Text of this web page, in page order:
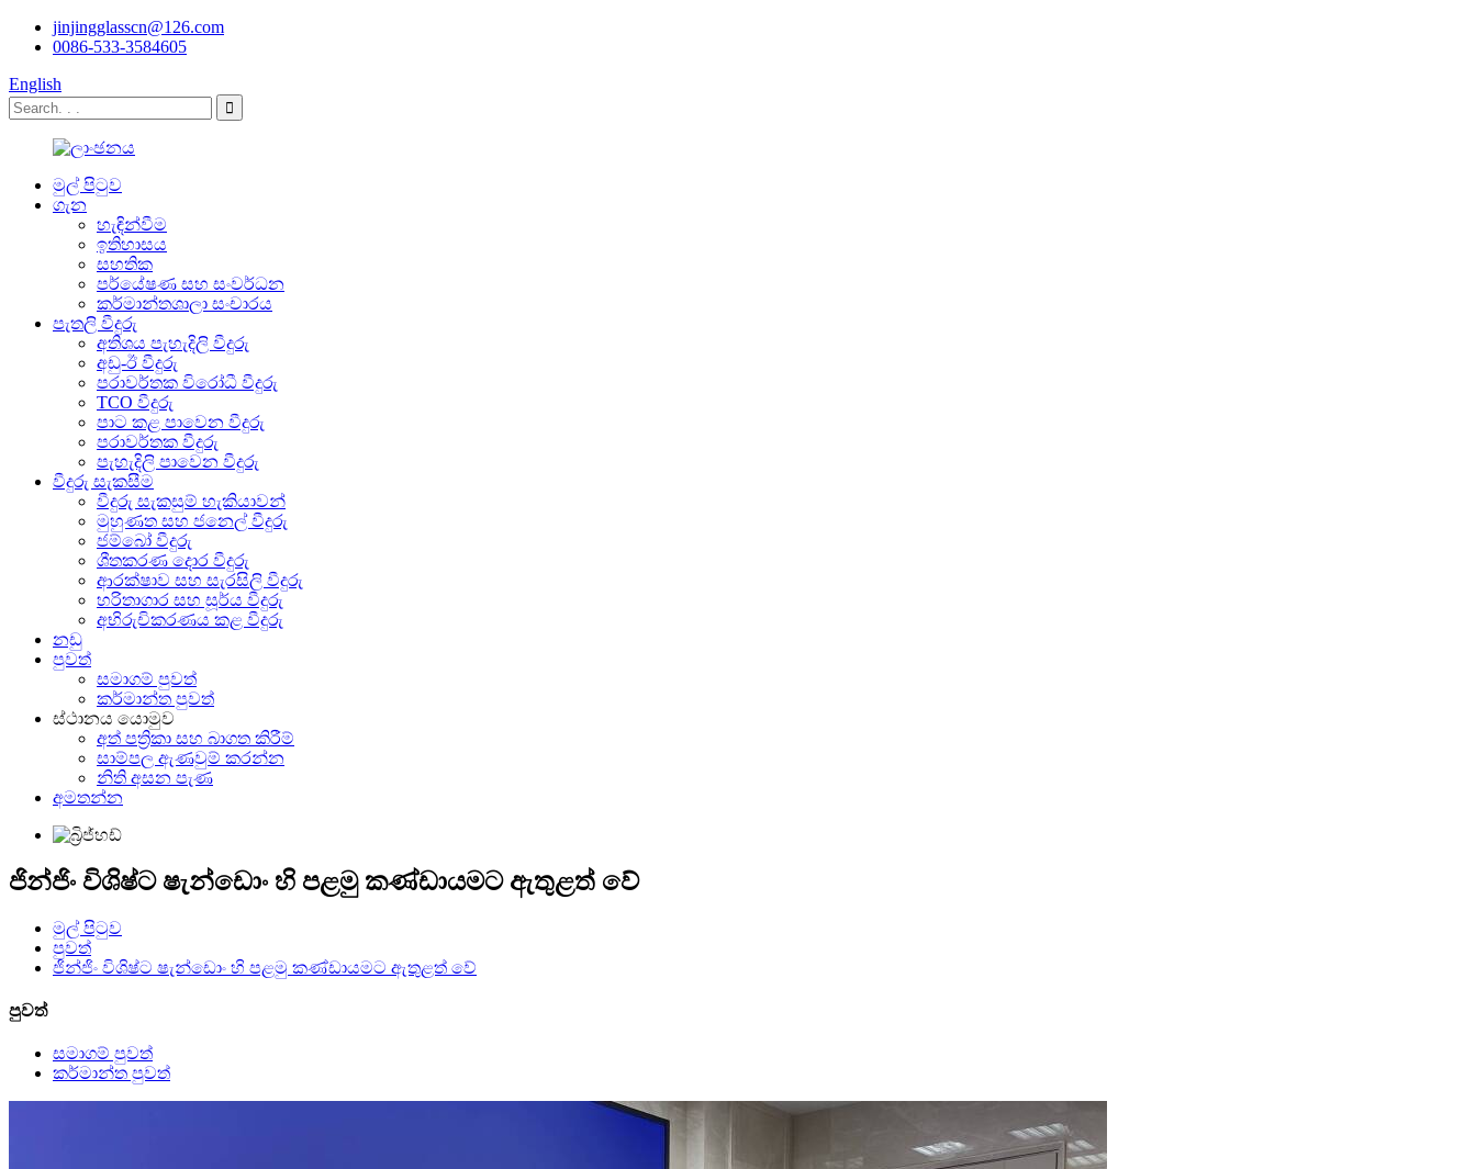
jinjingglasscn@126.com
0086-533-3584605
English
මුල් පිටුව
ගැන
හැඳින්වීම
ඉතිහාසය
සහතික
පර්යේෂණ සහ සංවර්ධන
කර්මාන්තශාලා සංචාරය
පැතලි වීදුරු
අතිශය පැහැදිලි වීදුරු
අඩු-ඊ වීදුරු
පරාවර්තක විරෝධී වීදුරු
TCO වීදුරු
පාට කළ පාවෙන වීදුරු
පරාවර්තක වීදුරු
පැහැදිලි පාවෙන වීදුරු
වීදුරු සැකසීම
වීදුරු සැකසුම් හැකියාවන්
මුහුණත සහ ජනෙල් වීදුරු
ජම්බෝ වීදුරු
ශීතකරණ දොර වීදුරු
ආරක්ෂාව සහ සැරසිලි වීදුරු
හරිතාගාර සහ සූර්ය වීදුරු
අභිරුචිකරණය කළ වීදුරු
නඩු
පුවත්
සමාගම් පුවත්
කර්මාන්ත පුවත්
ස්ථානය යොමුව
අත් පත්‍රිකා සහ බාගත කිරීම්
සාම්පල ඇණවුම් කරන්න
නිති අසන පැණ
අමතන්න
ජින්ජිං විශිෂ්ට ෂැන්ඩොං හි පළමු කණ්ඩායමට ඇතුළත් වේ
මුල් පිටුව
පුවත්
ජින්ජිං විශිෂ්ට ෂැන්ඩොං හි පළමු කණ්ඩායමට ඇතුළත් වේ
පුවත්
සමාගම් පුවත්
කර්මාන්ත පුවත්